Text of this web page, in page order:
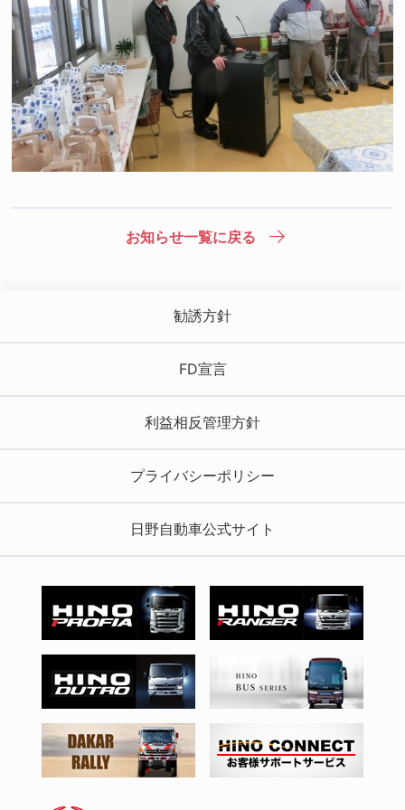
お知らせ一覧に戻る
勧誘方針
FD宣言
利益相反管理方針
プライバシーポリシー
日野自動車公式サイト